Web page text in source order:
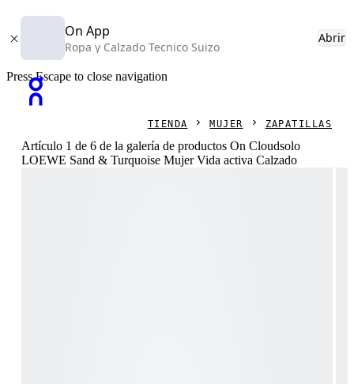
On App
Ropa y Calzado Tecnico Suizo
Abrir
Press Escape to close navigation
TIENDA MUJER ZAPATILLAS
Artículo 1 de 6 de la galería de productos On Cloudsolo
LOEWE Sand & Turquoise Mujer Vida activa Calzado